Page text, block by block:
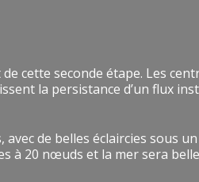
cette seconde étape. Les
la persistance d’un flux
de belles éclaircies sous un
à 20 nœuds et la mer sera